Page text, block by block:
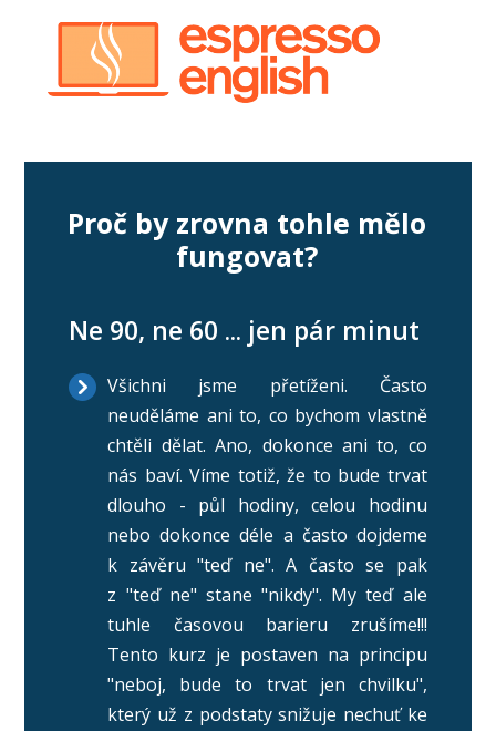
Proč by zrovna tohle mělo
fungovat?
Ne 90, ne 60 ... jen pár minut
Všichni jsme přetíženi. Často
neuděláme ani to, co bychom vlastně
chtěli dělat. Ano, dokonce ani to, co
nás baví. Víme totiž, že to bude trvat
dlouho - půl hodiny, celou hodinu
nebo dokonce déle a často dojdeme
k závěru "teď ne". A často se pak
z "teď ne" stane "nikdy". My teď ale
tuhle časovou barieru zrušíme!!!
Tento kurz je postaven na principu
"neboj, bude to trvat jen chvilku",
který už z podstaty snižuje nechuť ke